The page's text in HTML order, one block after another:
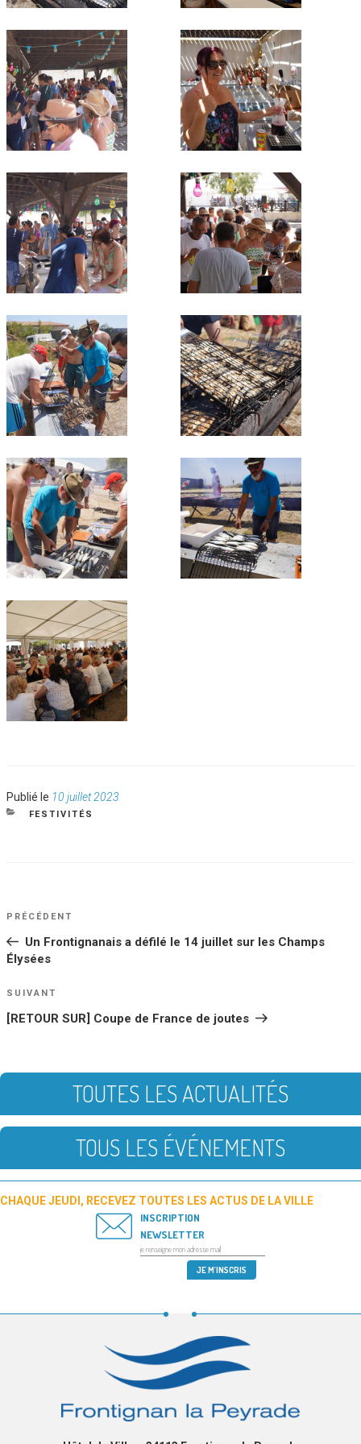
Publié le Publié
le
10 juillet 2023
CATÉGORIES
FESTIVITÉS
NAVIGATION
DE
L’ARTICLE
Article
PRÉCÉDENT
Un Frontignanais a défilé le 14 juillet sur les Champs
Élysées
Article
SUIVANT
[RETOUR SUR] Coupe de France de joutes
TOUTES LES ACTUALITÉS
TOUS LES ÉVÉNEMENTS
CHAQUE JEUDI, RECEVEZ TOUTES LES ACTUS DE LA VILLE
INSCRIPTION
NEWSLETTER